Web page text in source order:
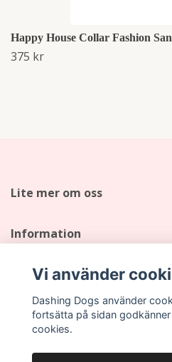
Happy House Collar Fashion
375 kr
Lite mer om oss
Information
Sociala medier
Vi använder
Dashing Dogs använder
fortsätta på sidan
cookies.